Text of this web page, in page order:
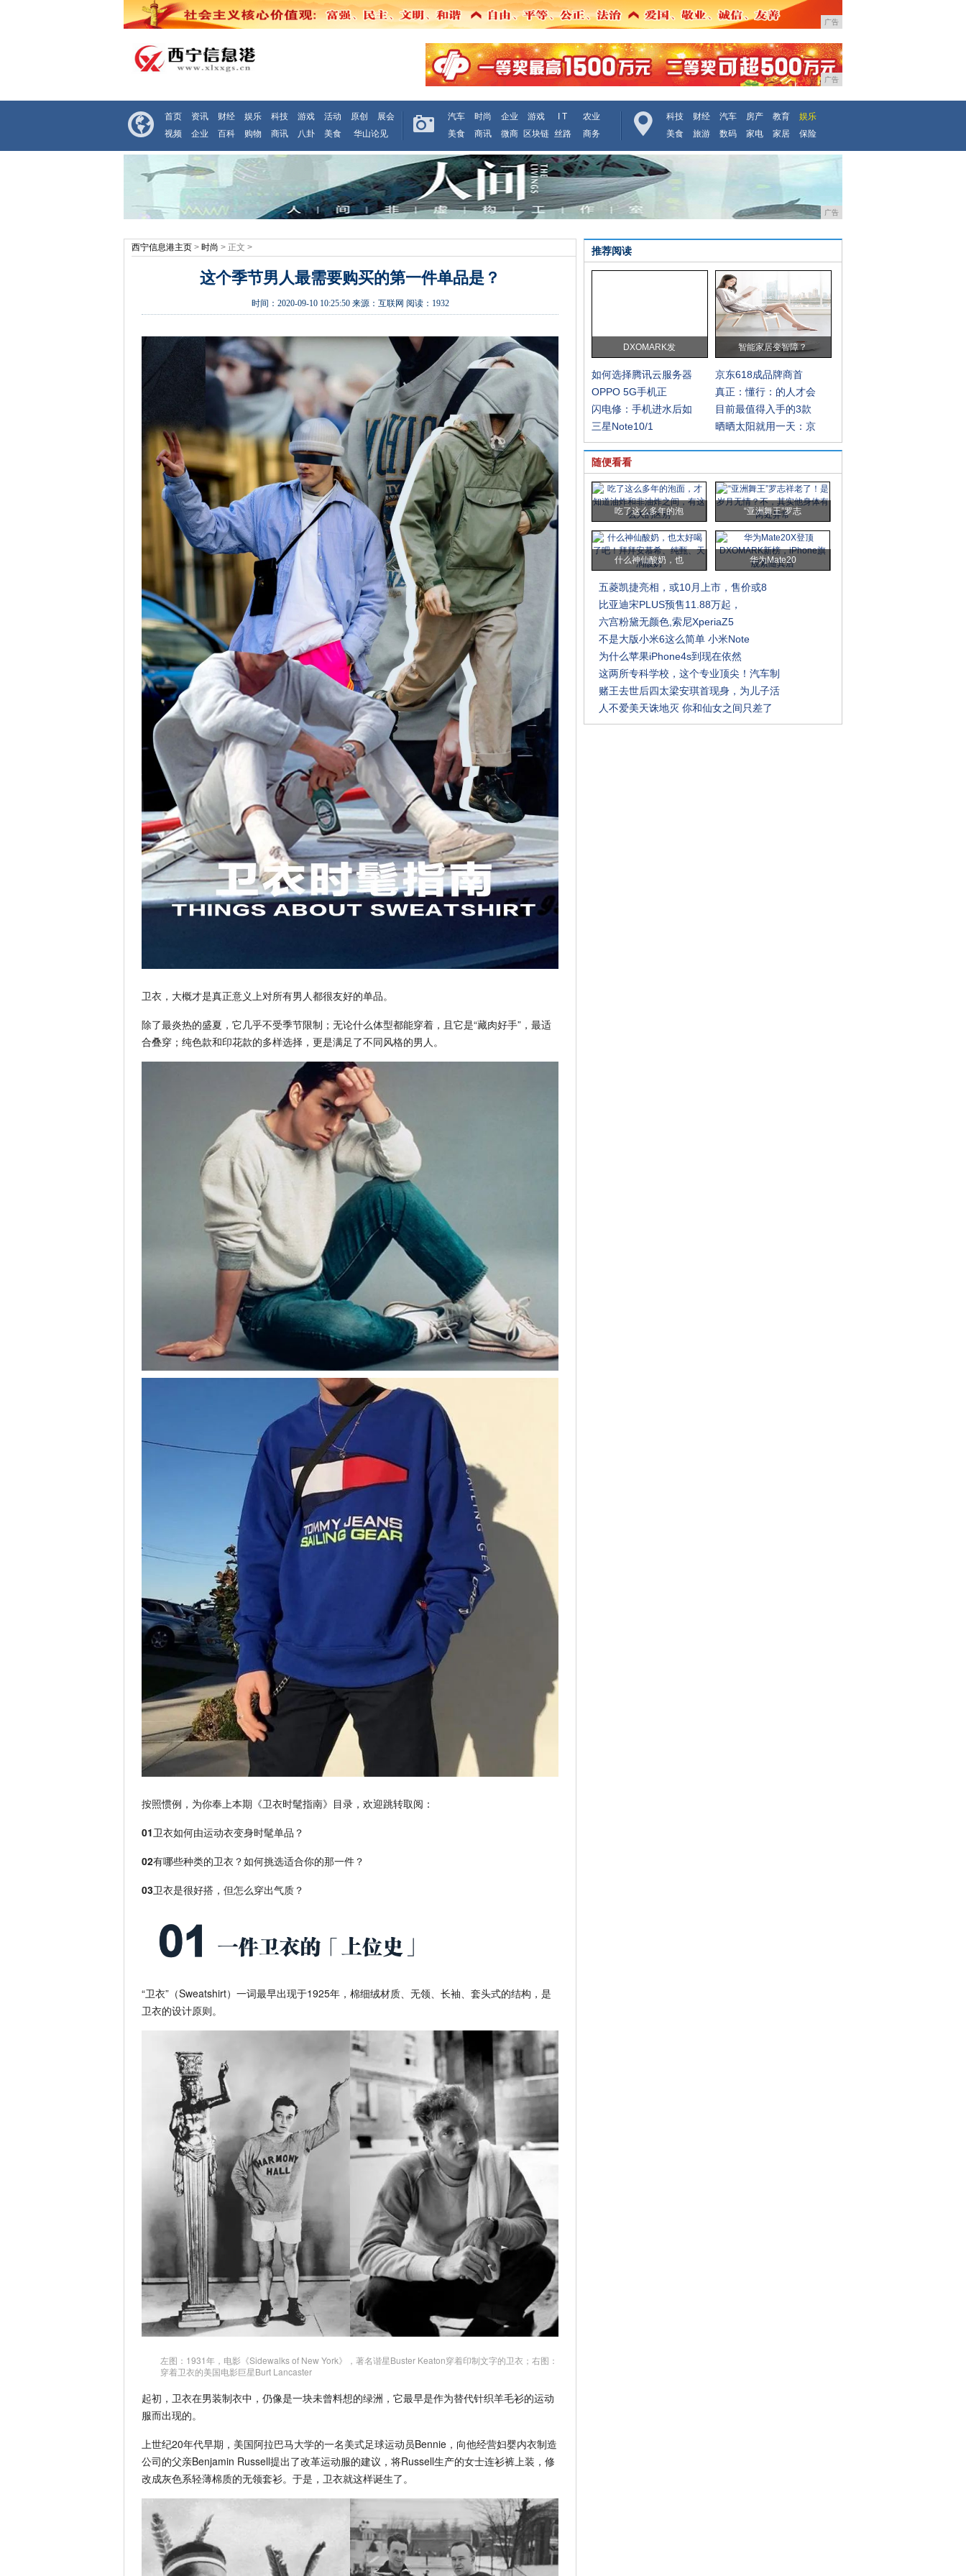
广告
广告
首页 资讯 财经 娱乐 科技 游戏 活动 原创
展会
视频
企业 百科 购物 商讯 八卦 美食 华山论见
汽车 时尚 企业 游戏 I T
农业
美食
商讯 微商 区块链 丝路 商务
科技 财经 汽车 房产 教育
娱乐
美食
旅游 数码 家电 家居 保险
广告
西宁信息港主页 > 时尚 > 正文 >
这个季节男人最需要购买的第一件单品是？
时间： 2020-09-10 10:25:50来源： 互联网 阅读：1932
卫衣，大概才是真正意义上对所有男人都很友好的单品。
除了最炎热的盛夏，它几乎不受季节限制；无论什么体型都能穿着，且它是“藏肉好手”，最适
合叠穿；纯色款和印花款的多样选择，更是满足了不同风格的男人。
按照惯例，为你奉上本期《卫衣时髦指南》目录，欢迎跳转取阅：
01卫衣如何由运动衣变身时髦单品？
02有哪些种类的卫衣？如何挑选适合你的那一件？
03卫衣是很好搭，但怎么穿出气质？
“卫衣”（Sweatshirt）一词最早出现于1925年，棉细绒材质、无领、长袖、套头式的结构，是
卫衣的设计原则。
左图：1931年，电影《Sidewalks of New York》，著名谐星Buster Keaton穿着印制文字的卫衣；右图：
穿着卫衣的美国电影巨星Burt Lancaster
起初，卫衣在男装制衣中，仍像是一块未曾料想的绿洲，它最早是作为替代针织羊毛衫的运动
服而出现的。
上世纪20年代早期，美国阿拉巴马大学的一名美式足球运动员Bennie，向他经营妇婴内衣制造
公司的父亲Benjamin Russell提出了改革运动服的建议，将Russell生产的女士连衫裤上装，修
改成灰色系轻薄棉质的无领套衫。于是，卫衣就这样诞生了。
推荐阅读
DXOMARK发 智能家居变智障？
如何选择腾讯云服务器
京东618成品牌商首
OPPO 5G手机正
真正：懂行：的人才会
闪电修：手机进水后如
目前最值得入手的3款
三星Note10/1
晒晒太阳就用一天：京
随便看看
吃了这么多年的泡 “亚洲舞王”罗志
什么神仙酸奶，也 华为Mate20
五菱凯捷亮相，或10月上市，售价或8
比亚迪宋PLUS预售11.88万起，
六宫粉黛无颜色,索尼XperiaZ5
不是大版小米6这么简单 小米Note
为什么苹果iPhone4s到现在依然
这两所专科学校，这个专业顶尖！汽车制
赌王去世后四太梁安琪首现身，为儿子活
人不爱美天诛地灭 你和仙女之间只差了